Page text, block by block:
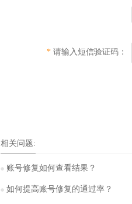
* 请输入短信验证码：
相关问题:
账号修复如何查看结果？
如何提高账号修复的通过率？